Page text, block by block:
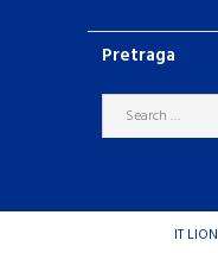
Pretraga
IT LION